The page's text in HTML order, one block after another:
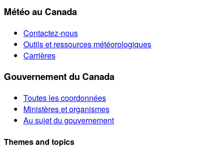
Météo au Canada
Contactez-nous
Outils et ressources météorologiques
Carrières
Gouvernement du Canada
Toutes les coordonnées
Ministères et organismes
Au sujet du gouvernement
Themes and topics